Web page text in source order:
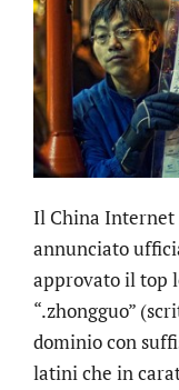
Il China
annunciato
approvato il top
“.zhongguo”
dominio con
latini che in